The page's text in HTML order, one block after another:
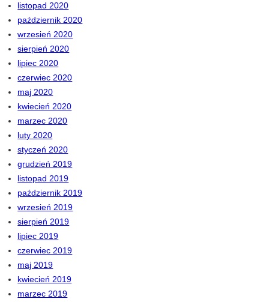
listopad 2020
październik 2020
wrzesień 2020
sierpień 2020
lipiec 2020
czerwiec 2020
maj 2020
kwiecień 2020
marzec 2020
luty 2020
styczeń 2020
grudzień 2019
listopad 2019
październik 2019
wrzesień 2019
sierpień 2019
lipiec 2019
czerwiec 2019
maj 2019
kwiecień 2019
marzec 2019